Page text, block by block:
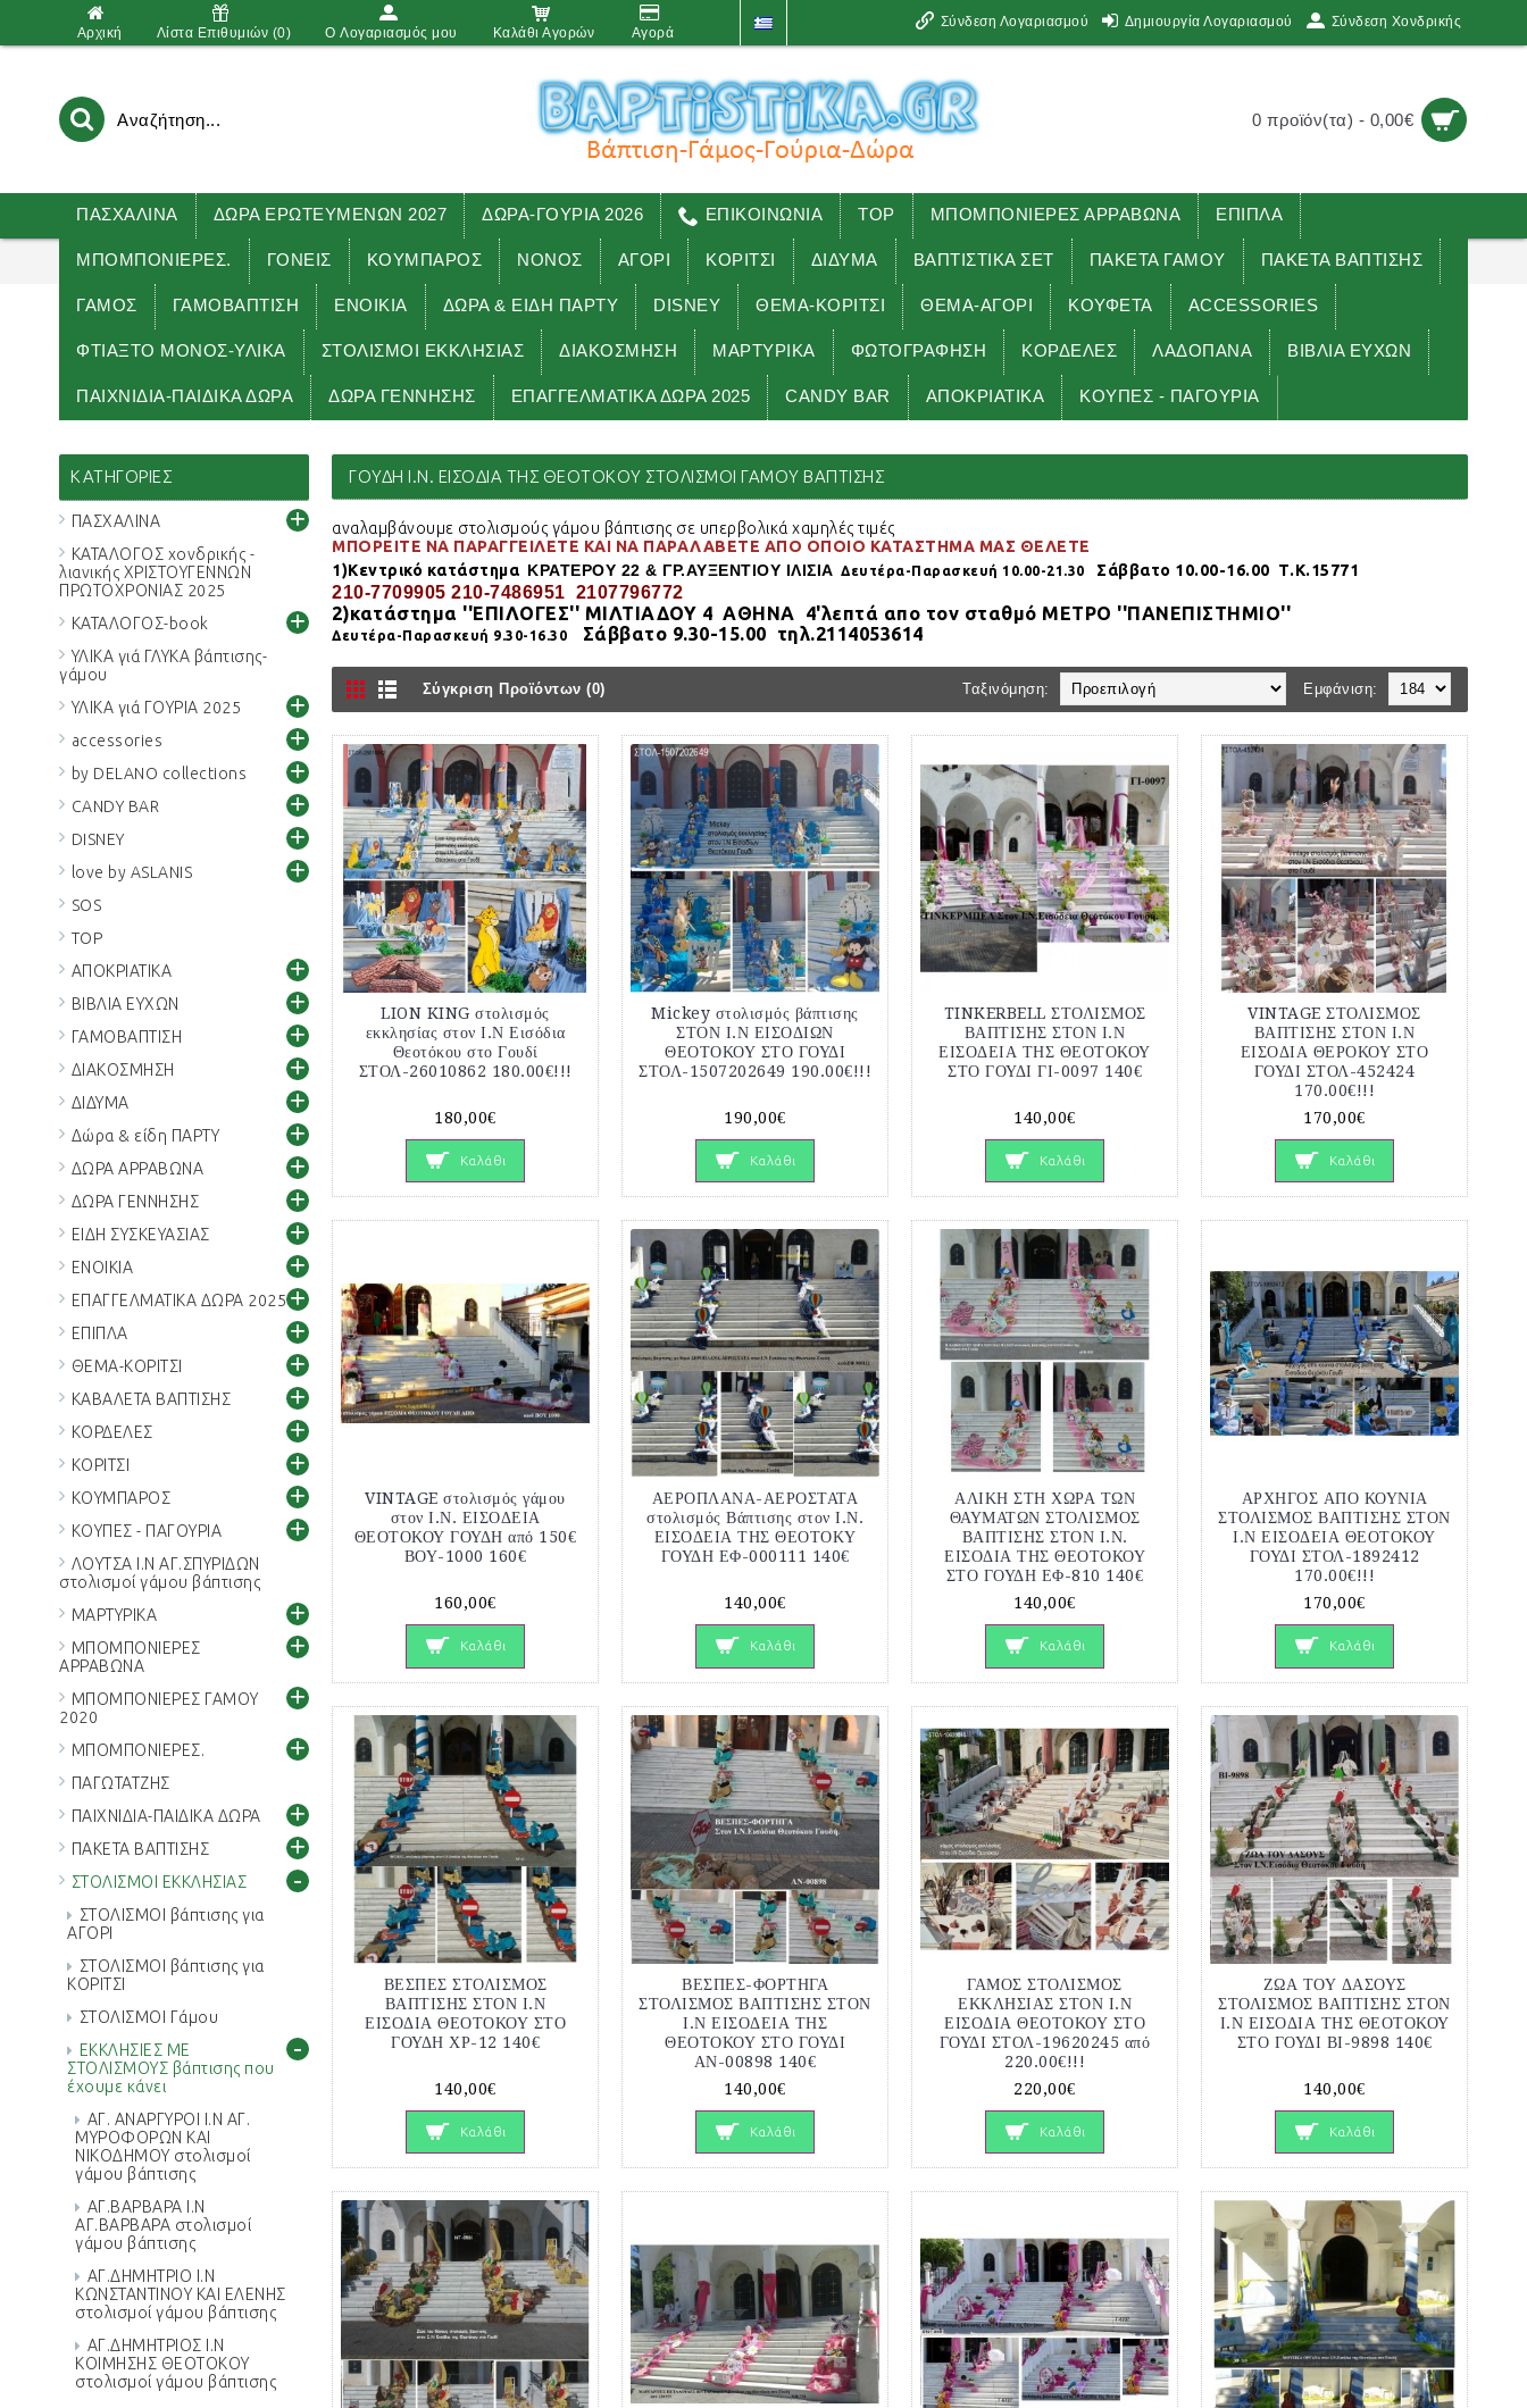
Αρχική Λίστα Επιθυμιών (0) O Λογαριασμός μου Καλάθι Αγορών Αγορά
Σύνδεση Λογαριασμού Δημιουργία Λογαριασμού Σύνδεση Χονδρικής
0 προϊόν(τα) - 0,00€
ΠΑΣΧΑΛΙΝΑ ΔΩΡΑ ΕΡΩΤΕΥΜΕΝΩΝ 2027 ΔΩΡΑ-ΓΟΥΡΙΑ 2026 ΕΠΙΚΟΙΝΩΝΙΑ TOP ΜΠΟΜΠΟΝΙΕΡΕΣ ΑΡΡΑΒΩΝΑ ΕΠΙΠΛΑ
ΜΠΟΜΠΟΝΙΕΡΕΣ. ΓΟΝΕΙΣ ΚΟΥΜΠΑΡΟΣ ΝΟΝΟΣ ΑΓΟΡΙ ΚΟΡΙΤΣΙ ΔΙΔΥΜΑ ΒΑΠΤΙΣΤΙΚΑ ΣΕΤ ΠΑΚΕΤΑ ΓΑΜΟΥ ΠΑΚΕΤΑ ΒΑΠΤΙΣΗΣ
ΓΑΜΟΣ ΓΑΜΟΒΑΠΤΙΣΗ ΕΝΟΙΚΙΑ ΔΏΡΑ & ΕΊΔΗ ΠΑΡΤΥ DISNEY ΘΕΜΑ-ΚΟΡΙΤΣΙ ΘΕΜΑ-ΑΓΟΡΙ ΚΟΥΦΕΤΑ ACCESSORIES
ΦΤΙΑΞΤΟ ΜΟΝΟΣ-ΥΛΙΚΑ ΣΤΟΛΙΣΜΟΙ ΕΚΚΛΗΣΙΑΣ ΔΙΑΚΟΣΜΗΣΗ ΜΑΡΤΥΡΙΚΑ ΦΩΤΟΓΡΑΦΗΣΗ ΚΟΡΔΕΛΕΣ ΛΑΔΟΠΑΝΑ ΒΙΒΛΙΑ ΕΥΧΩΝ
ΠΑΙΧΝΙΔΙΑ-ΠΑΙΔΙΚΑ ΔΩΡΑ ΔΩΡΑ ΓΕΝΝΗΣΗΣ ΕΠΑΓΓΕΛΜΑΤΙΚΑ ΔΩΡΑ 2025 CANDY BAR ΑΠΟΚΡΙΑΤΙΚΑ ΚΟΥΠΕΣ - ΠΑΓΟΥΡΙΑ
ΣΤΟΛΙΣΜΟΙ ΕΚΚΛΗΣΙΑΣ ΕΚΚΛΗΣΙΕΣ ΜΕ ΣΤΟΛΙΣΜΟΥΣ βάπτισης που έχουμε κάνει ΓΟΥΔΗ Ι.Ν. ΕΙΣΟΔΙΑ ΤΗΣ ΘΕΟΤΟΚΟΥ στολισμοί γάμου βάπτισης
ΚΑΤΗΓΟΡΊΕΣ
ΠΑΣΧΑΛΙΝΑ +
ΚΑΤΑΛΟΓΟΣ χονδρικής -
λιανικής ΧΡΙΣΤΟΥΓΕΝΝΩΝ
ΠΡΩΤΟΧΡΟΝΙΑΣ 2025
ΚΑΤΑΛΟΓΟΣ-book
+
ΥΛΙΚΑ γιά ΓΛΥΚΑ βάπτισης-
γάμου
ΥΛΙΚΑ γιά ΓΟΥΡΙΑ 2025
+
accessories +
by DELANO collections +
CANDY BAR +
DISNEY +
love by ASLANIS +
SOS
TOP
ΑΠΟΚΡΙΑΤΙΚΑ
+
ΒΙΒΛΙΑ ΕΥΧΩΝ +
ΓΑΜΟΒΑΠΤΙΣΗ +
ΔΙΑΚΟΣΜΗΣΗ +
ΔΙΔΥΜΑ +
Δώρα & είδη ΠΑΡΤΥ +
ΔΩΡΑ ΑΡΡΑΒΩΝΑ +
ΔΩΡΑ ΓΕΝΝΗΣΗΣ +
ΕΙΔΗ ΣΥΣΚΕΥΑΣΙΑΣ +
ΕΝΟΙΚΙΑ +
ΕΠΑΓΓΕΛΜΑΤΙΚΑ ΔΩΡΑ 2025 +
ΕΠΙΠΛΑ +
ΘΕΜΑ-ΚΟΡΙΤΣΙ +
ΚΑΒΑΛΕΤΑ ΒΑΠΤΙΣΗΣ +
ΚΟΡΔΕΛΕΣ +
ΚΟΡΙΤΣΙ +
ΚΟΥΜΠΑΡΟΣ +
ΚΟΥΠΕΣ - ΠΑΓΟΥΡΙΑ +
ΛΟΥΤΣΑ Ι.Ν ΑΓ.ΣΠΥΡΙΔΩΝ
στολισμοί γάμου βάπτισης
ΜΑΡΤΥΡΙΚΑ
+
ΜΠΟΜΠΟΝΙΕΡΕΣ
ΑΡΡΑΒΩΝΑ
+
ΜΠΟΜΠΟΝΙΕΡΕΣ ΓΑΜΟΥ
2020
+
ΜΠΟΜΠΟΝΙΕΡΕΣ. +
ΠΑΓΩΤΑΤΖΗΣ
ΠΑΙΧΝΙΔΙΑ-ΠΑΙΔΙΚΑ ΔΩΡΑ
+
ΠΑΚΕΤΑ ΒΑΠΤΙΣΗΣ +
ΣΤΟΛΙΣΜΟΙ ΕΚΚΛΗΣΙΑΣ -
ΣΤΟΛΙΣΜΟΙ βάπτισης για
ΑΓΟΡΙ
ΣΤΟΛΙΣΜΟΙ βάπτισης για
ΚΟΡΙΤΣΙ
ΣΤΟΛΙΣΜΟΙ Γάμου
ΕΚΚΛΗΣΙΕΣ ΜΕ
ΣΤΟΛΙΣΜΟΥΣ βάπτισης που
έχουμε κάνει
-
ΑΓ. ΑΝΑΡΓΥΡΟΙ Ι.Ν ΑΓ.
ΜΥΡΟΦΟΡΩΝ ΚΑΙ
ΝΙΚΟΔΗΜΟΥ στολισμοί
γάμου βάπτισης
ΑΓ.ΒΑΡΒΑΡΑ Ι.Ν
ΑΓ.ΒΑΡΒΑΡΑ στολισμοί
γάμου βάπτισης
ΑΓ.ΔΗΜΗΤΡΙΟ Ι.Ν
ΚΩΝΣΤΑΝΤΙΝΟΥ ΚΑΙ ΕΛΕΝΗΣ
στολισμοί γάμου βάπτισης
ΑΓ.ΔΗΜΗΤΡΙΟΣ Ι.Ν
ΚΟΙΜΗΣΗΣ ΘΕΟΤΟΚΟΥ
στολισμοί γάμου βάπτισης
ΓΟΥΔΗ Ι.Ν. ΕΙΣΟΔΙΑ ΤΗΣ ΘΕΟΤΟΚΟΥ ΣΤΟΛΙΣΜΟΊ ΓΆΜΟΥ ΒΆΠΤΙΣΗΣ
αναλαμβάνουμε στολισμούς γάμου βάπτισης σε υπερβολικά χαμηλές τιμές
ΜΠΟΡΕΙΤΕ ΝΑ ΠΑΡΑΓΓΕΙΛΕΤΕ ΚΑΙ ΝΑ ΠΑΡΑΛΑΒΕΤΕ ΑΠΟ ΟΠΟΙΟ ΚΑΤΑΣΤΗΜΑ ΜΑΣ ΘΕΛΕΤΕ
1)Κεντρικό κατάστημα ΚΡΑΤΕΡΟΥ 22 & ΓΡ.ΑΥΞΕΝΤΙΟΥ ΙΛΙΣΙΑ Δευτέρα-Παρασκευή 10.00-21.30 Σάββατο 10.00-16.00 Τ.Κ.15771
210-7709905 210-7486951 2107796772
2)κατάστημα ''ΕΠΙΛΟΓΕΣ'' ΜΙΛΤΙΑΔΟΥ 4 ΑΘΗΝΑ 4'λεπτά απο τον σταθμό ΜΕΤΡΟ ''ΠΑΝΕΠΙΣΤΗΜΙΟ''
Δευτέρα-Παρασκευή 9.30-16.30 Σάββατο 9.30-15.00 τηλ.2114053614
Σύγκριση Προϊόντων (0) Εμφάνιση:
Ταξινόμηση:
LION KING στολισμός
εκκλησίας στον Ι.Ν Εισόδια
Θεοτόκου στο Γουδί
ΣΤΟΛ-26010862 180.00€!!!
180,00€
Καλάθι
Mickey στολισμός βάπτισης
ΣΤΟΝ Ι.Ν ΕΙΣΟΔΙΩΝ
ΘΕΟΤΟΚΟΥ ΣΤΟ ΓΟΥΔΙ
ΣΤΟΛ-1507202649 190.00€!!!
190,00€
Καλάθι
TINKERBELL ΣΤΟΛΙΣΜΟΣ
ΒΑΠΤΙΣΗΣ ΣΤΟΝ Ι.Ν
ΕΙΣΟΔΕΙΑ ΤΗΣ ΘΕΟΤΟΚΟΥ
ΣΤΟ ΓΟΥΔΙ ΓΙ-0097 140€
140,00€
Καλάθι
VINTAGE ΣΤΟΛΙΣΜΟΣ
ΒΑΠΤΙΣΗΣ ΣΤΟΝ Ι.Ν
ΕΙΣΟΔΙΑ ΘΕΡΟΚΟΥ ΣΤΟ
ΓΟΥΔΙ ΣΤΟΛ-452424
170.00€!!!
170,00€
Καλάθι
VINTAGE στολισμός γάμου
στον Ι.Ν. ΕΙΣΟΔΕΙΑ
ΘΕΟΤΟΚΟΥ ΓΟΥΔΗ από 150€
ΒΟΥ-1000 160€
160,00€
Καλάθι
ΑΕΡΟΠΛΑΝΑ-ΑΕΡΟΣΤΑΤΑ
στολισμός Βάπτισης στον Ι.Ν.
ΕΙΣΟΔΕΙΑ ΤΗΣ ΘΕΟΤΟΚΥ
ΓΟΥΔΗ ΕΦ-000111 140€
140,00€
Καλάθι
ΑΛΙΚΗ ΣΤΗ ΧΩΡΑ ΤΩΝ
ΘΑΥΜΑΤΩΝ ΣΤΟΛΙΣΜΟΣ
ΒΑΠΤΙΣΗΣ ΣΤΟΝ Ι.Ν.
ΕΙΣΟΔΙΑ ΤΗΣ ΘΕΟΤΟΚΟΥ
ΣΤΟ ΓΟΥΔΗ ΕΦ-810 140€
140,00€
Καλάθι
ΑΡΧΗΓΟΣ ΑΠΟ ΚΟΥΝΙΑ
ΣΤΟΛΙΣΜΟΣ ΒΑΠΤΙΣΗΣ ΣΤΟΝ
Ι.Ν ΕΙΣΟΔΕΙΑ ΘΕΟΤΟΚΟΥ
ΓΟΥΔΙ ΣΤΟΛ-1892412
170.00€!!!
170,00€
Καλάθι
ΒΕΣΠΕΣ ΣΤΟΛΙΣΜΟΣ
ΒΑΠΤΙΣΗΣ ΣΤΟΝ Ι.Ν
ΕΙΣΟΔΙΑ ΘΕΟΤΟΚΟΥ ΣΤΟ
ΓΟΥΔΗ ΧΡ-12 140€
140,00€
Καλάθι
ΒΕΣΠΕΣ-ΦΟΡΤΗΓΑ
ΣΤΟΛΙΣΜΟΣ ΒΑΠΤΙΣΗΣ ΣΤΟΝ
Ι.Ν ΕΙΣΟΔΕΙΑ ΤΗΣ
ΘΕΟΤΟΚΟΥ ΣΤΟ ΓΟΥΔΙ
ΑΝ-00898 140€
140,00€
Καλάθι
ΓΑΜΟΣ ΣΤΟΛΙΣΜΟΣ
ΕΚΚΛΗΣΙΑΣ ΣΤΟΝ Ι.Ν
ΕΙΣΟΔΙΑ ΘΕΟΤΟΚΟΥ ΣΤΟ
ΓΟΥΔΙ ΣΤΟΛ-19620245 από
220.00€!!!
220,00€
Καλάθι
ΖΩΑ ΤΟΥ ΔΑΣΟΥΣ
ΣΤΟΛΙΣΜΟΣ ΒΑΠΤΙΣΗΣ ΣΤΟΝ
Ι.Ν ΕΙΣΟΔΙΑ ΤΗΣ ΘΕΟΤΟΚΟΥ
ΣΤΟ ΓΟΥΔΙ ΒΙ-9898 140€
140,00€
Καλάθι